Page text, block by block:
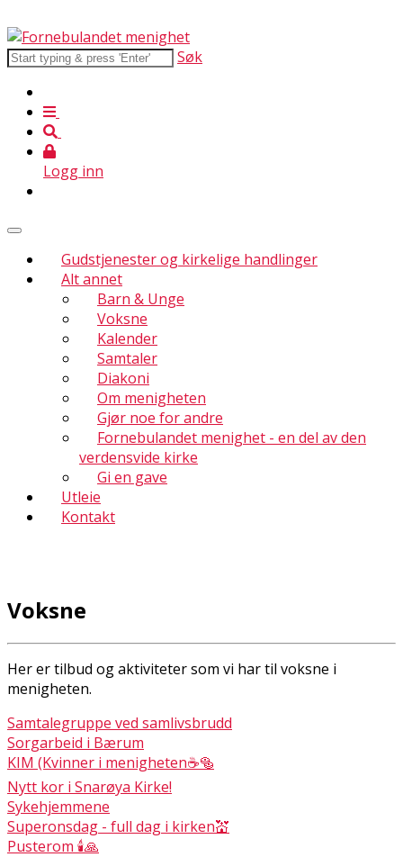
Søk
Logg inn
Gudstjenester og kirkelige handlinger
Alt annet
Barn & Unge
Voksne
Kalender
Samtaler
Diakoni
Om menigheten
Gjør noe for andre
Fornebulandet menighet - en del av den
verdensvide kirke
Gi en gave
Utleie
Kontakt
Voksne
Her er tilbud og aktiviteter som vi har til voksne i
menigheten.
Samtalegruppe ved samlivsbrudd
Sorgarbeid i Bærum
KIM (Kvinner i menigheten☕🥯
Nytt kor i Snarøya Kirke!
Sykehjemmene
Superonsdag - full dag i kirken💒
Pusterom 🕯🙏